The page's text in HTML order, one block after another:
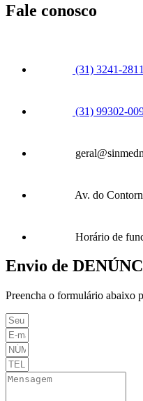
Fale conosco
(31) 3241-2811
(31) 99302-
Av. do
Horário de
Envio de
Preencha o formulário abaixo